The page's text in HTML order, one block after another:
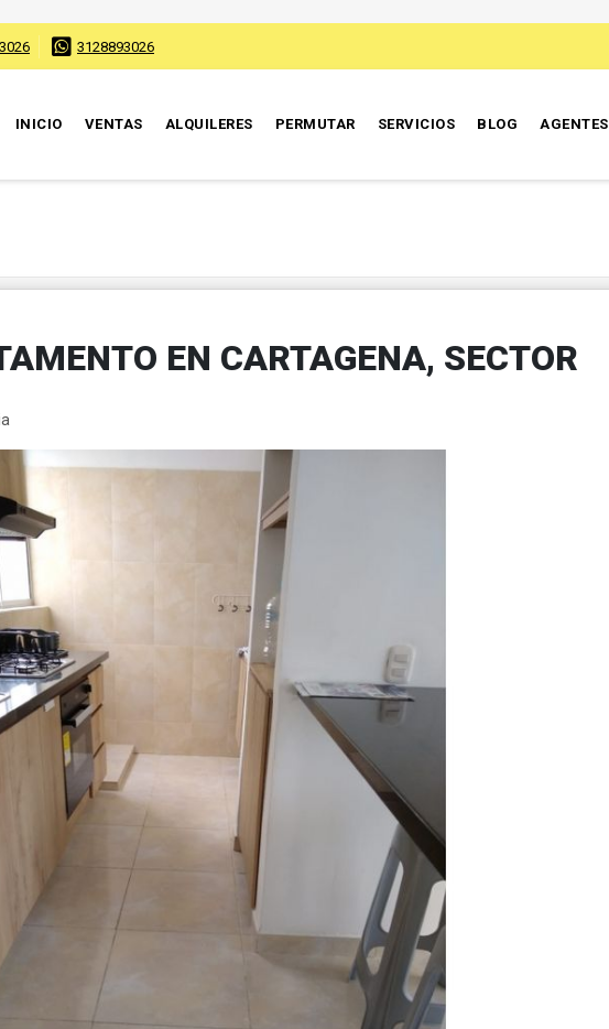
3128893026
INICIO VENTAS ALQUILERES PERMUTAR SERVICIOS BLOG AGENTES
EN CARTAGENA, SECTOR